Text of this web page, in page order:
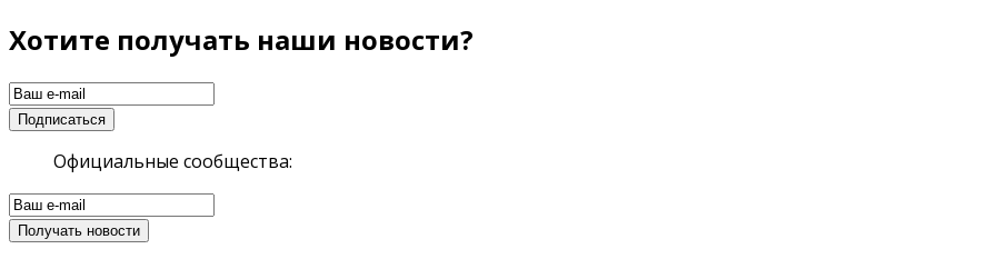
Хотите получать наши новости?
Официальные сообщества: